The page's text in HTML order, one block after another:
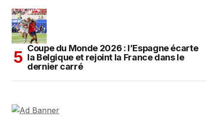
Coupe du Monde 2026 : l’Espagne écarte
la Belgique et rejoint la France dans le
dernier carré